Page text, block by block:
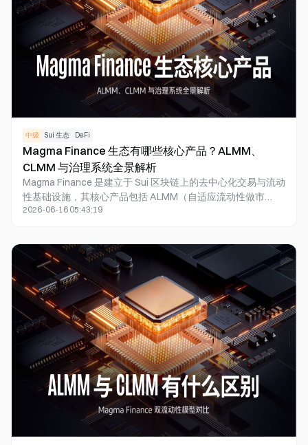
中级 Sui 生态 DeFi
Magma Finance 生态有哪些核心产品？ALMM、
CLMM 与治理系统全景解析
Magma Finance 是建立于 Sui 区块链上的去中心化交易与流动
性基础设施，其核心产品包括 ALMM（自适应流动性做市
商）、CLMM（集中流动性做市商）、Swap 交易市场、流动
供者提供更加智能化的 DeFi 服务。
2026-06-16 05:43:19